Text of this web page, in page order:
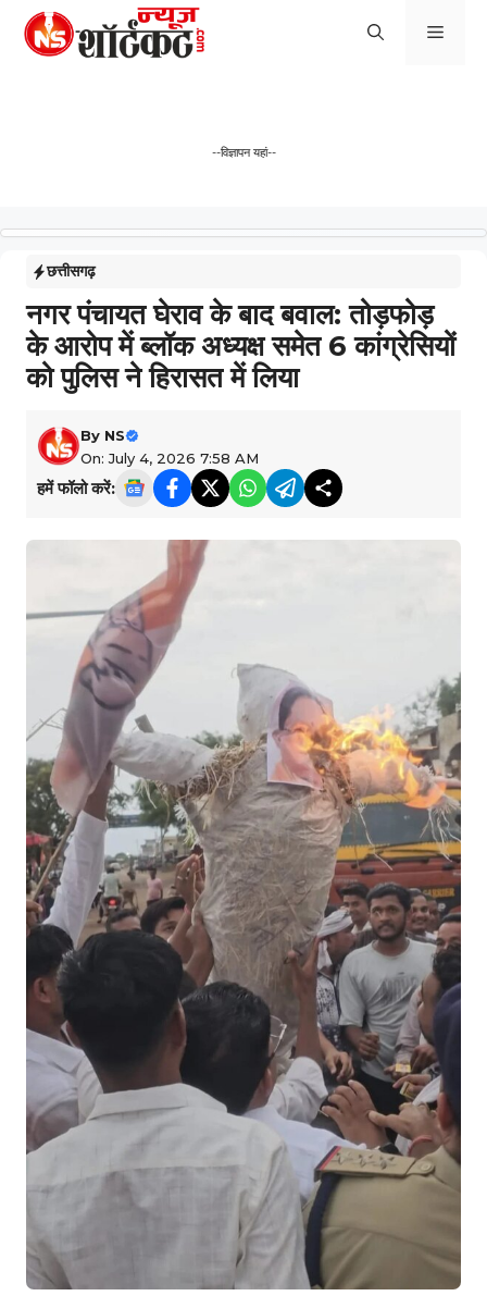
Skip
--विज्ञापन यहां--
छत्तीसगढ़
नगर पंचायत घेराव के बाद बवाल: तोड़फोड़
के आरोप में ब्लॉक अध्यक्ष समेत 6 कांग्रेसियों
को पुलिस ने हिरासत में लिया
By NS
On: July 4, 2026 7:58 AM
हमें फॉलो करें: